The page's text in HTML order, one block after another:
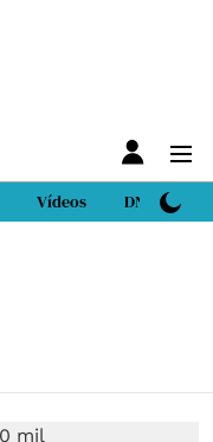
Vídeos DN Sport